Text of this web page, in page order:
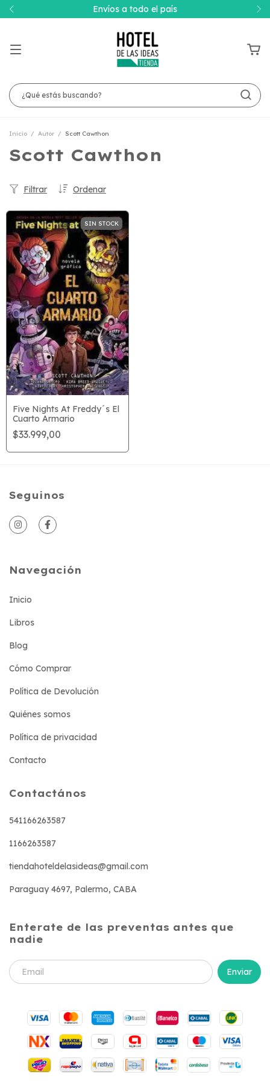
Envíos a todo el país
Inicio / Autor / Scott Cawthon
Scott Cawthon
Ordenar
Filtrar
SIN STOCK
Five Nights At Freddy´s El
Cuarto Armario
$33.999,00
Seguinos
Navegación
Inicio
Libros
Blog
Cómo Comprar
Política de Devolución
Quiénes somos
Política de privacidad
Contacto
Contactános
541166263587
1166263587
tiendahoteldelasideas@gmail.com
Paraguay 4697, Palermo, CABA
Enterate de las preventas antes que
nadie